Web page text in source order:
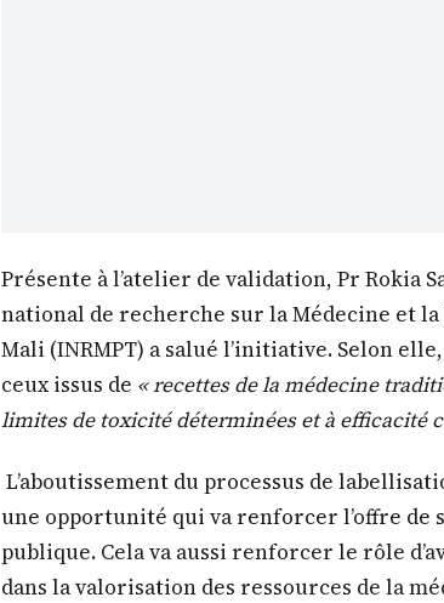
Présente à l’atelier de validation, Pr Rokia
national de recherche sur la Médecine et
Mali (INRMPT) a salué l’initiative. Selon
ceux issus de « recettes de la médecine
limites de toxicité déterminées et à efficacité
L’aboutissement du processus de
une opportunité qui va renforcer l’offre de
publique. Cela va aussi renforcer le rôle
dans la valorisation des ressources de la